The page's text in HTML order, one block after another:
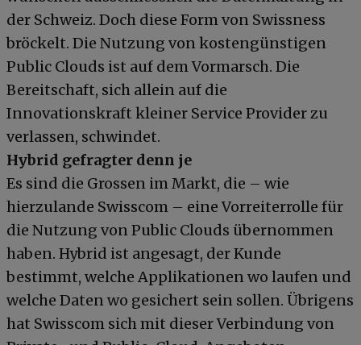
der Schweiz. Doch diese Form von Swissness
bröckelt. Die Nutzung von kostengünstigen
Public Clouds ist auf dem Vormarsch. Die
Bereitschaft, sich allein auf die
Innovationskraft kleiner Service Provider zu
verlassen, schwindet.
Hybrid gefragter denn je
Es sind die Grossen im Markt, die – wie
hierzulande Swisscom – eine Vorreiterrolle für
die Nutzung von Public Clouds übernommen
haben. Hybrid ist angesagt, der Kunde
bestimmt, welche Applikationen wo laufen und
welche Daten wo gesichert sein sollen. Übrigens
hat Swisscom sich mit dieser Verbindung von